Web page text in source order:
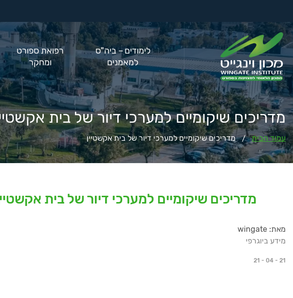
לימודים – ביה"ס
למאמנים
רפואת ספורט
ומחקר
מדריכים שיקומיים למערכי דיור של בית
עמוד הבית / מדריכים שיקומיים למערכי דיור של בית אקשטיין
מדריכים שיקומיים למערכי דיור של בית
מאת: wingate
מידע ביוגרפי
21 - 04 - 21